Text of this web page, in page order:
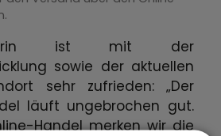
ist mit der
sowie der aktuellen
sehr zufrieden: „Der
läuft ungebrochen gut.
Handel merken wir die